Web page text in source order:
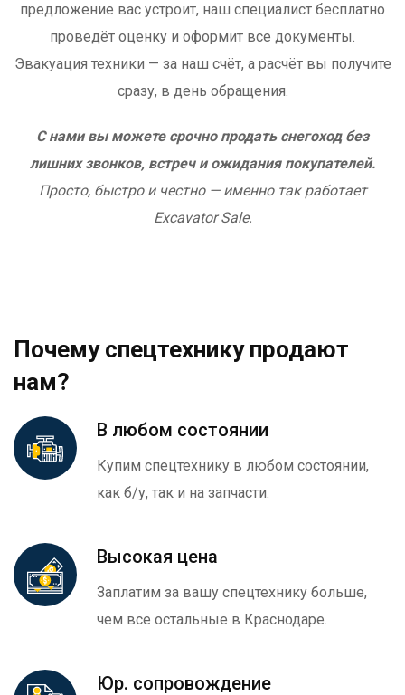
предложение вас устроит, наш специалист бесплатно
проведёт оценку и оформит все документы.
Эвакуация техники — за наш счёт, а расчёт вы получите
сразу, в день обращения.
С нами вы можете срочно продать снегоход без
лишних звонков, встреч и ожидания покупателей.
Просто, быстро и честно — именно так работает
Excavator Sale.
Почему спецтехнику продают
нам?
В любом состоянии
Купим спецтехнику в любом состоянии,
как б/у, так и на запчасти.
Высокая цена
Заплатим за вашу спецтехнику больше,
чем все остальные в Краснодаре.
Юр. сопровождение